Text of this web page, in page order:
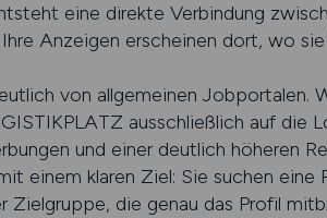
eine direkte Verbindung
Anzeigen erscheinen dort, wo
von allgemeinen Jobportalen.
ausschließlich auf die
und einer deutlich höheren
einem klaren Ziel: Sie suchen
die genau das Profil